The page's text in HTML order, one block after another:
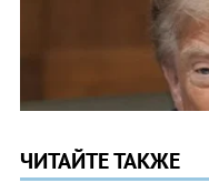
ЧИТАЙТЕ ТАКЖЕ